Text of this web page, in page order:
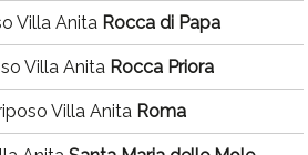
Villa Anita Rocca di Papa
Villa Anita Rocca Priora
Villa Anita Roma